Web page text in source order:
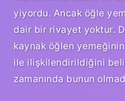
yiyordu. Ancak öğle
dair bir rivayet yoktur.
kaynak öğlen
ile ilişkilendirildiğini
zamanında bunun